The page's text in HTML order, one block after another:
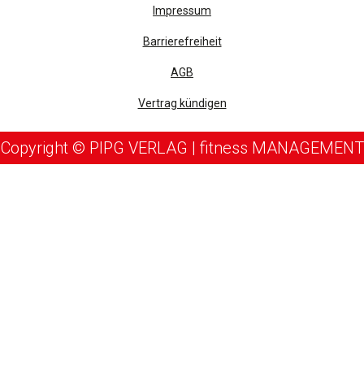
Impressum
Barrierefreiheit
AGB
Vertrag kündigen
Copyright © PIPG VERLAG | fitness MANAGEMENT